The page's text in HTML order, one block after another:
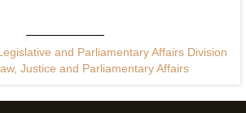
and Parliamentary Affairs Division
Justice and Parliamentary Affairs